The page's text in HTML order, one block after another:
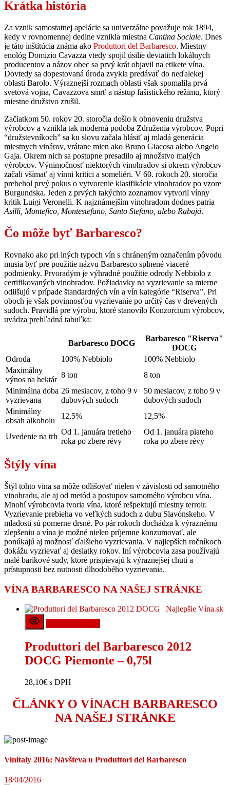
Krátka história
Za vznik samostatnej apelácie sa univerzálne považuje rok 1894,
kedy v rovnomennej dedine vznikla miestna Cantina Sociale. Dnes
je táto inštitúcia známa ako Produttori del Barbaresco. Miestny
enológ Domizio Cavazza vtedy spojil úsilie deviatich lokálnych
producentov a názov obec sa prvý krát objavil na etikete vína.
Dovtedy sa dopestovaná úroda zvykla predávať do neďalekej
oblasti Barolo. Výraznejší rozmach oblasti však spomalila prvá
svetová vojna, Cavazzova smrť a nástup fašistického režimu, ktorý
miestne družstvo zrušil.
Začiatkom 50. rokov 20. storočia došlo k obnoveniu družstva
výrobcov a vznikla tak moderná podoba Združenia výrobcov. Popri
“družstevníkoch” sa ku slovu začala hlásiť aj mladá generácia
miestnych vinárov, vrátane mien ako Bruno Giacosa alebo Angelo
Gaja. Okrem nich sa postupne presadilo aj množstvo malých
výrobcov. Výnimočnosť niektorých vinohradov si okrem výrobcov
začali všímať aj vínni kritici a someliéri. V 60. rokoch 20. storočia
prebehol prvý pokus o vytvorenie klasifikácie vinohradov po vzore
Burgundska. Jeden z prvých takýchto zoznamov vytvoril vínny
kritik Luigi Veronelli. K najznámejším vinohradom dodnes patria
Asilli, Montefico, Montestefano, Santo Stefano, alebo Rabajá.
Čo môže byť Barbaresco?
Rovnako ako pri iných typoch vín s chráneným označením pôvodu
musia byť pre použitie názvu Barbaresco splnené viaceré
podmienky. Prvoradým je výhradné použitie odrody Nebbiolo z
certifikovaných vinohradov. Požiadavky na vyzrievanie sa mierne
odlišujú v prípade štandardných vín a vín kategórie “Riserva”. Pri
oboch je však povinnosťou vyzrievanie po určitý čas v drevených
sudoch. Pravidlá pre výrobu, ktoré stanovilo Konzorcium výrobcov,
uvádza prehľadná tabuľka:
Barbaresco DOCG
Barbaresco "Riserva"
DOCG
Odroda
100% Nebbiolo
100% Nebbiolo
Maximálny
výnos na hektár
8 ton
8 ton
Minimálna doba
vyzrievana
26 mesiacov, z toho 9 v
dubových sudoch
50 mesiacov, z toho 9 v
dubových sudoch
Minimálny
obsah alkoholu
12,5% 12,5%
Uvedenie na trh
Od 1. januára tretieho
roka po zbere révy
Od 1. januára piateho
roka po zbere révy
Štýly vína
Štýl tohto vína sa môže odlišovať nielen v závislosti od samotného
vinohradu, ale aj od metód a postupov samotného výrobcu vína.
Mnohí výrobcovia tvoria vína, ktoré rešpektujú miestny terroir.
Vyzrievanie prebieha vo veľkých sudoch z dubu Slavónskeho. V
mladosti sú pomerne drsné. Po pár rokoch dochádza k výraznému
zlepšeniu a vína je možné nielen príjemne konzumovať, ale
ponúkajú aj možnosť ďalšieho vyzrievania. V najlepších ročníkoch
dokážu vyzrievať aj desiatky rokov. Iní výrobcovia zasa používajú
malé barikové sudy, ktoré prispievajú k výraznejšej chuti a
prístupnosti bez nutnosti dlhodobého vyzrievania.
VÍNA BARBARESCO NA NAŠEJ STRÁNKE
Produttori del Barbaresco 2012
DOCG Piemonte – 0,75l
28,10€ s DPH
ČLÁNKY O VÍNACH BARBARESCO
NA NAŠEJ STRÁNKE
Vinitaly 2016: Návšteva u Produttori del Barbaresco
18/04/2016